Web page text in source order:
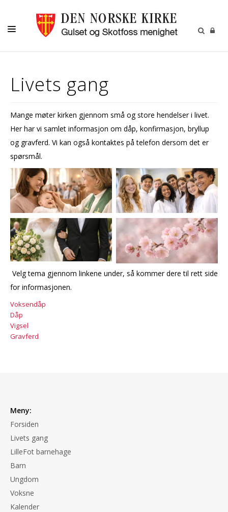
LILLEFOT BARNEHAGE
UNGDOM
VOKSNE
KALENDER
KONTAKT
RÅD OG UTVALG
Livets gang
Mange møter kirken gjennom små og store hendelser i livet.
Her har vi samlet informasjon om dåp, konfirmasjon, bryllup
og gravferd. Vi kan også kontaktes på telefon dersom det er
spørsmål.
Velg tema gjennom linkene under, så kommer dere til rett side
for informasjonen.
Voksendåp
Dåp
Vigsel
Gravferd
Meny:
Forsiden
Livets gang
LilleFot barnehage
Barn
Ungdom
Voksne
Kalender